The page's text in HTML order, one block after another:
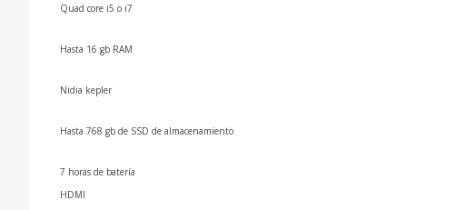
Quad core i5 o i7
Hasta 16 gb RAM
Nidia kepler
Hasta 768 gb de SSD de almacenamiento
7 horas de baterí­a
HDMI